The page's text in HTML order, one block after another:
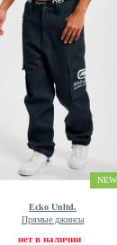
NEW
Ecko Unltd.
Прямые джинсы
нет в наличии